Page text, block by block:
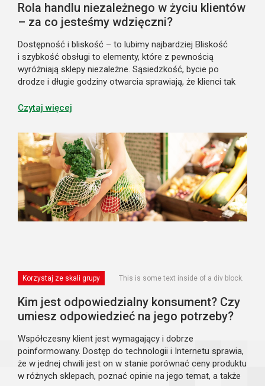
Rola handlu niezależnego w życiu klientów
– za co jesteśmy wdzięczni?
Dostępność i bliskość – to lubimy najbardziej Bliskość
i szybkość obsługi to elementy, które z pewnością
wyróżniają sklepy niezależne. Sąsiedzkość, bycie po
drodze i długie godziny otwarcia sprawiają, że klienci tak
pory dnia, zawsze mogą...
Czytaj więcej
Korzystaj ze skali grupy This is some text inside of a div block.
Kim jest odpowiedzialny konsument? Czy
umiesz odpowiedzieć na jego potrzeby?
Współczesny klient jest wymagający i dobrze
poinformowany. Dostęp do technologii i Internetu sprawia,
że w jednej chwili jest on w stanie porównać ceny produktu
w różnych sklepach, poznać opinie na jego temat, a także